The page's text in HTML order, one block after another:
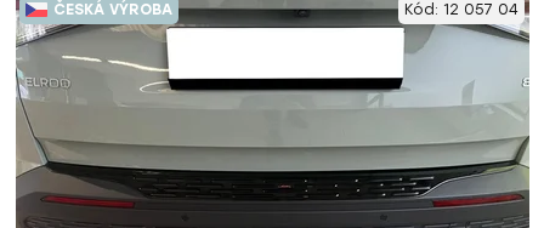
ČESKÁ VÝROBA Kód: 12 057 04